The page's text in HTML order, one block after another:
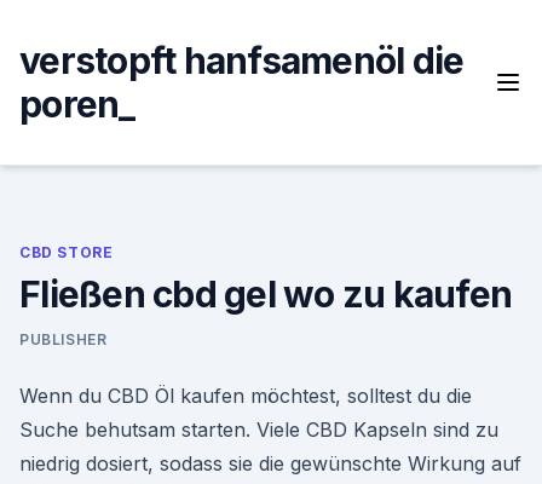
content
verstopft hanfsamenöl die
poren_
CBD STORE
Fließen cbd gel wo zu kaufen
PUBLISHER
Wenn du CBD Öl kaufen möchtest, solltest du die
Suche behutsam starten. Viele CBD Kapseln sind zu
niedrig dosiert, sodass sie die gewünschte Wirkung auf